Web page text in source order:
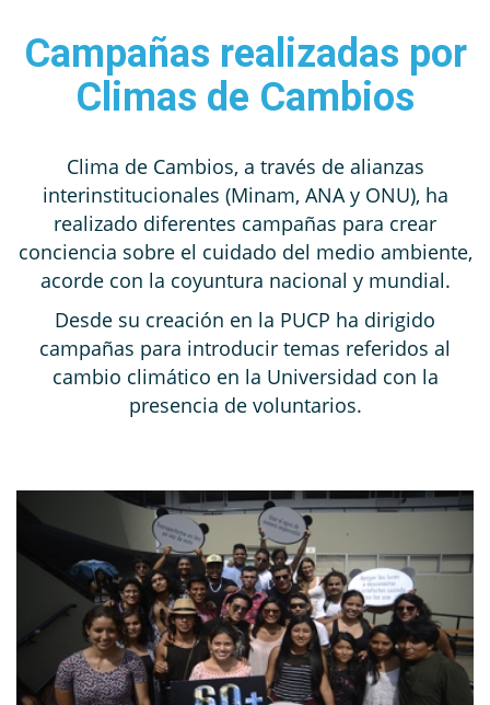
Campañas realizadas por
Climas de Cambios
Clima de Cambios, a través de alianzas
interinstitucionales (Minam, ANA y ONU), ha
realizado diferentes campañas para crear
conciencia sobre el cuidado del medio ambiente,
acorde con la coyuntura nacional y mundial.
Desde su creación en la PUCP ha dirigido
campañas para introducir temas referidos al
cambio climático en la Universidad con la
presencia de voluntarios.